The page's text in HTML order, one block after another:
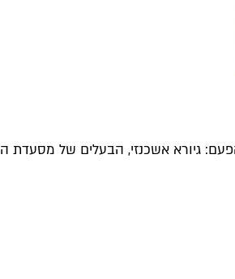
גיורא אשכנזי, הבעלים של מסעדת